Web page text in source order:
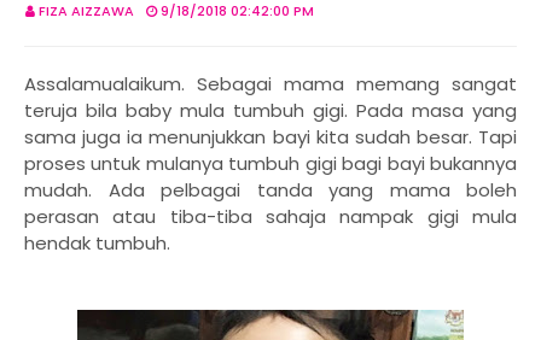
FIZA AIZZAWA 9/18/2018 02:42:00 PM
Assalamualaikum. Sebagai mama memang sangat
teruja bila baby mula tumbuh gigi. Pada masa yang
sama juga ia menunjukkan bayi kita sudah besar. Tapi
proses untuk mulanya tumbuh gigi bagi bayi bukannya
mudah. Ada pelbagai tanda yang mama boleh
perasan atau tiba-tiba sahaja nampak gigi mula
hendak tumbuh.